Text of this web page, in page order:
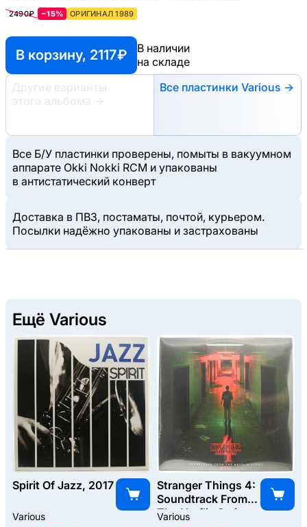
2490₽ −15% ОРИГИНАЛ 1989
В корзину, 2117 ₽
В наличии
на складе
Другие варианты
этого альбома
→
Все пластинки Various →
Все Б/У пластинки проверены, помыты в вакуумном
аппарате Okki Nokki RCM и упакованы
в антистатический конверт
Доставка в ПВЗ, постаматы, почтой, курьером.
Посылки надёжно упакованы и застрахованы
Ещё Various
Spirit Of Jazz, 2017
Various
Stranger Things 4:
Soundtrack From
The Netflix Series
Various